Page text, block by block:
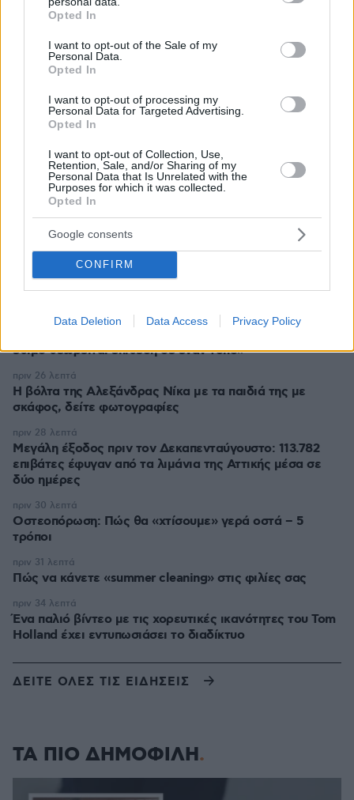
grant or deny consent to Google and its third-party tags to
use your data for below specified purposes in below Google
consent section.
Opted In
I want to opt-out of the Sale of my
Personal Data.
Opted In
I want to opt-out of processing my
Personal Data for Targeted Advertising.
Opted In
I want to opt-out of Collection, Use,
Retention, Sale, and/or Sharing of my
Personal Data that Is Unrelated with the
Purposes for which it was collected.
Opted In
Google consents
CONFIRM
Data Deletion Data Access Privacy Policy
Ειδήσεις
ΤΑΣΟΣ ΚΑΡΑΜΗΤΣΟΣ
«δεν πρέπει»
πριν 3 λεπτά
ΑΑΔΕ: Αιφνιδιαστικοί έλεγχοι χωρίς τοπικές…
γνωριμίες
πριν 7 λεπτά
Οι συνδυασμοί συστατικών που κάνουν θαύματα στην
περιποίηση της επιδερμίδας
πριν 19 λεπτά
Θρίλερ στο αεροδρόμιο του Σίδνεϊ: Airbus και Boeing
έφτασαν μια «ανάσα» από τη σύγκρουση
Άλογα χορεύουν πάνω σε σπασμένα μπουκάλια στη
έθιμο θεωρείται επίθεση σε έναν τόπο»
Η βόλτα της Αλεξάνδρας Νίκα με τα παιδιά της με
σκάφος, δείτε φωτογραφίες
πριν 26 λεπτά
Μεγάλη έξοδος πριν τον Δεκαπενταύγουστο: 113.782
επιβάτες έφυγαν από τα λιμάνια της Αττικής μέσα σε
δύο ημέρες
πριν 28 λεπτά
Οστεοπόρωση: Πώς θα «χτίσουμε» γερά οστά – 5
τρόποι
πριν 30 λεπτά
Πώς να κάνετε «summer cleaning» στις φιλίες σας
πριν 31 λεπτά
Ένα παλιό βίντεο με τις χορευτικές ικανότητες του Tom
Holland έχει εντυπωσιάσει το διαδίκτυο
πριν 34 λεπτά
ΔΕΙΤΕ ΟΛΕΣ ΤΙΣ ΕΙΔΗΣΕΙΣ
ΤΑ ΠΙΟ ΔΗΜΟΦΙΛΗ